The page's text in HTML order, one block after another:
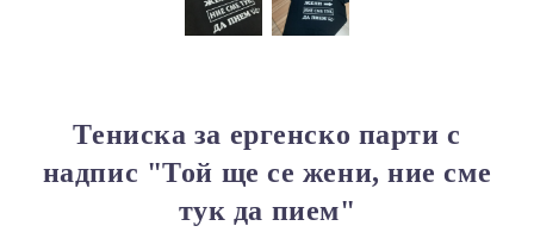
Тениска за ергенско парти с
надпис "Той ще се жени, ние сме
тук да пием"